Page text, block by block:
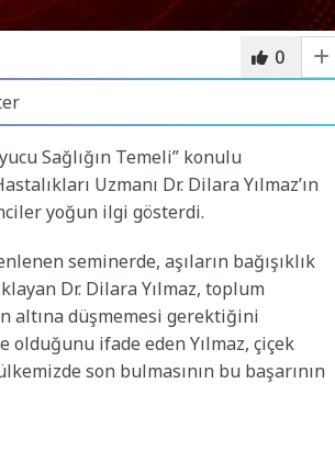
0
Sağlığın Temeli” konulu
Uzmanı Dr. Dilara Yılmaz’ın
yoğun ilgi gösterdi.
seminerde, aşıların bağışıklık
Dr. Dilara Yılmaz, toplum
altına düşmemesi gerektiğini
olduğunu ifade eden Yılmaz, çiçek
son bulmasının bu başarının